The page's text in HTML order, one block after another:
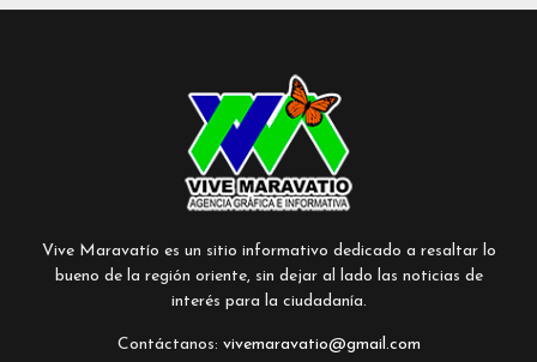
Vive Maravatío es un sitio informativo dedicado a resaltar lo
bueno de la región oriente, sin dejar al lado las noticias de
interés para la ciudadanía.
Contáctanos: vivemaravatio@gmail.com